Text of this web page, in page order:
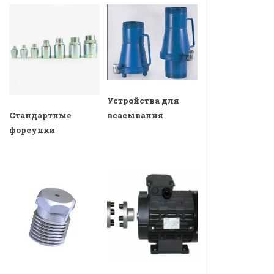
Стандартные
форсунки
Устройства для
всасывания